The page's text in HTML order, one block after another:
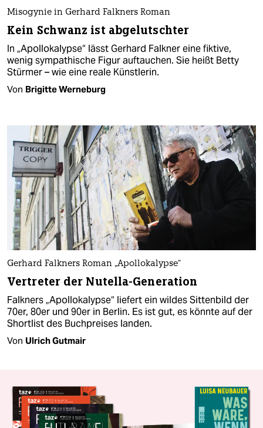
Misogynie in Gerhard Falkners Roman
Kein Schwanz ist abgelutschter
In „Apollokalypse“ lässt Gerhard Falkner eine fiktive,
wenig sympathische Figur auftauchen. Sie heißt Betty
Stürmer – wie eine reale Künstlerin.
Von Brigitte Werneburg
Gerhard Falkners Roman „Apollokalypse“
Vertreter der Nutella-Generation
Falkners „Apollokalypse“ liefert ein wildes Sittenbild der
70er, 80er und 90er in Berlin. Es ist gut, es könnte auf der
Shortlist des Buchpreises landen.
Von Ulrich Gutmair